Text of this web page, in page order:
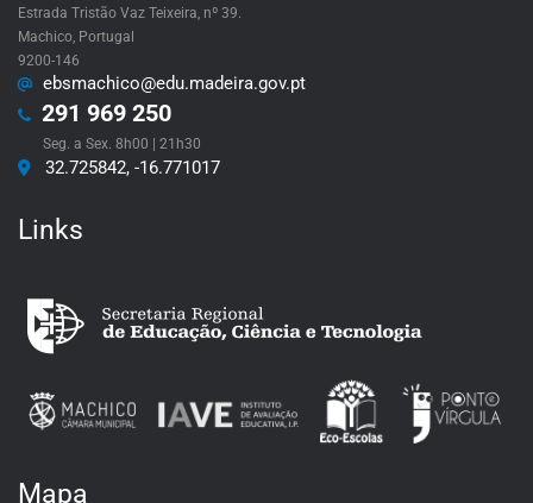
Estrada Tristão Vaz Teixeira, nº 39.
Machico, Portugal
9200-146
ebsmachico@edu.madeira.gov.pt
291 969 250
Seg. a Sex. 8h00 | 21h30
32.725842, -16.771017
Links
Mapa